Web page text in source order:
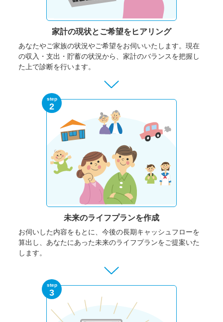
家計の現状と ご希望をヒアリング
あなたやご家族の状況やご希望をお伺いいたします。 現在
の収入・支出・貯蓄の状況から、家計のバランスを把握し
た上で診断を行います。
step
2
未来のライフプランを作成
お伺いした内容をもとに、今後の長期キャッシュフローを
算出し、あなたにあった未来のライフプランをご提案いた
します。
step
3